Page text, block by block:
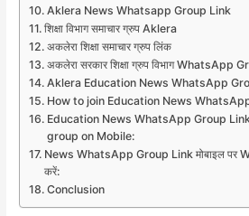
Aklera News Whatsapp Group Link
शिक्षा विभाग समाचार ग्रुप Aklera
अकलेरा शिक्षा समाचार ग्रुप लिंक
अकलेरा सरकार शिक्षा ग्रुप विभाग WhatsApp
Aklera Education News WhatsApp
How to join Education News
Education News WhatsApp Group
group on Mobile:
News WhatsApp Group Link मोबाइल पर
करें:
Conclusion